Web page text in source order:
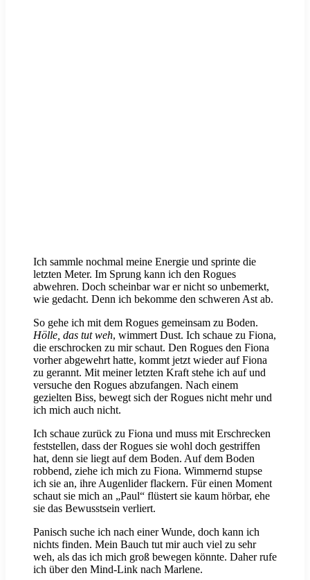
Ich sammle nochmal meine Energie und sprinte die
letzten Meter. Im Sprung kann ich den Rogues
abwehren. Doch scheinbar war er nicht so unbemerkt,
wie gedacht. Denn ich bekomme den schweren Ast ab.
So gehe ich mit dem Rogues gemeinsam zu Boden.
Hölle, das tut weh, wimmert Dust. Ich schaue zu Fiona,
die erschrocken zu mir schaut. Den Rogues den Fiona
vorher abgewehrt hatte, kommt jetzt wieder auf Fiona
zu gerannt. Mit meiner letzten Kraft stehe ich auf und
versuche den Rogues abzufangen. Nach einem
gezielten Biss, bewegt sich der Rogues nicht mehr und
ich mich auch nicht.
Ich schaue zurück zu Fiona und muss mit Erschrecken
feststellen, dass der Rogues sie wohl doch gestriffen
hat, denn sie liegt auf dem Boden. Auf dem Boden
robbend, ziehe ich mich zu Fiona. Wimmernd stupse
ich sie an, ihre Augenlider flackern. Für einen Moment
schaut sie mich an „Paul“ flüstert sie kaum hörbar, ehe
sie das Bewusstsein verliert.
Panisch suche ich nach einer Wunde, doch kann ich
nichts finden. Mein Bauch tut mir auch viel zu sehr
weh, als das ich mich groß bewegen könnte. Daher rufe
ich über den Mind-Link nach Marlene.